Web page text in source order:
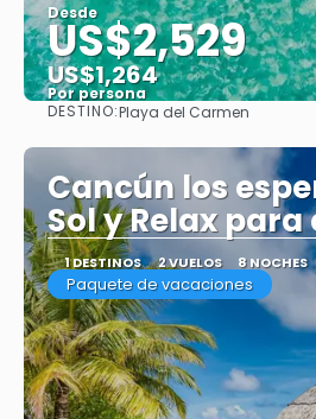
Desde
US$2,529
US$1,264
Por persona
DESTINO:Playa del Carmen
Cancún los
Sol y Relax para
1 DESTINOS 2 VUELOS 8 NOCHES
Paquete de vacaciones